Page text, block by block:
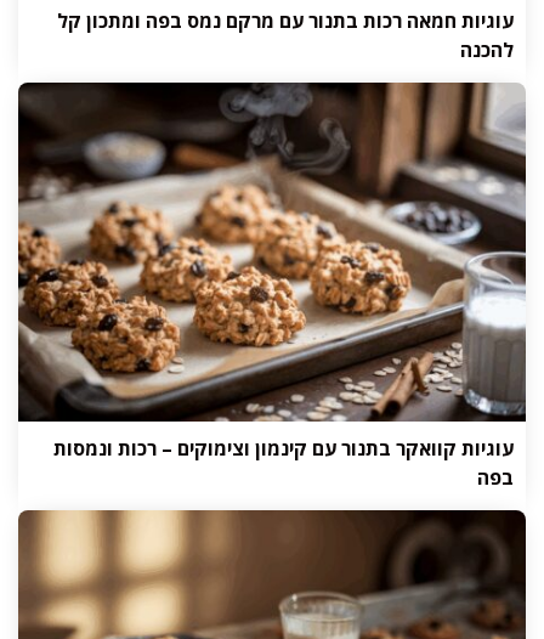
עוגיות חמאה רכות בתנור עם מרקם נמס בפה ומתכון קל
להכנה
עוגיות קוואקר בתנור עם קינמון וצימוקים – רכות ונמסות
בפה